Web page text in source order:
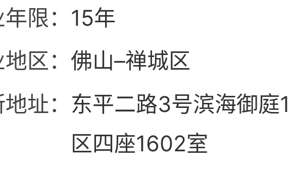
限： 15年
区： 佛山–禅城区
址： 东平二路3号滨海御庭1
区四座1602室